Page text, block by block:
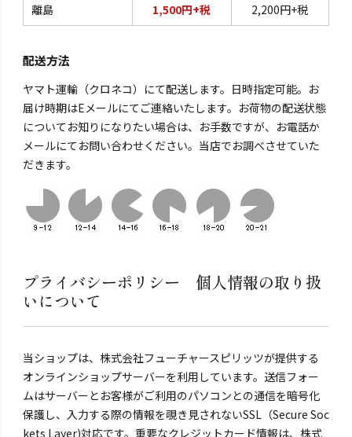
離島 1,500円+税 2,200円+税
配送方法
ヤマト運輸（クロネコ）にて配送します。日時指定可能。お
届け時期はEメールにてご連絡いたします。お荷物の配送状態
についてお知りになりたい場合は、お手数ですが、お電話か
メールにてお問い合わせください。当店でお調べさせていた
だきます。
プライバシーポリシー 個人情報の取り扱
いについて
当ショップは、株式会社フューチャースピリッツが提供する
オンラインショップサーバーを利用しています。送信フォー
ムはサーバーとお客様がご利用のパソコンとの通信を暗号化
保護し、入力する際の情報を覗き見されないSSL（Secure Soc
kets Layer)対応です。重要なクレジットカード情報は、株式